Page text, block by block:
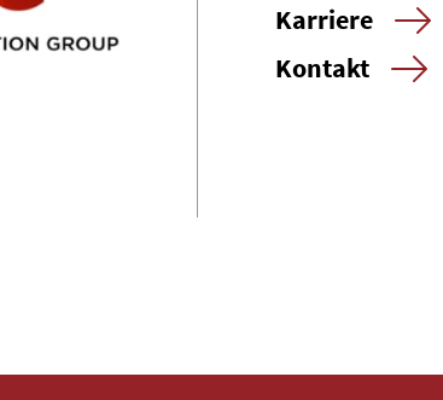
Karriere
Kontakt